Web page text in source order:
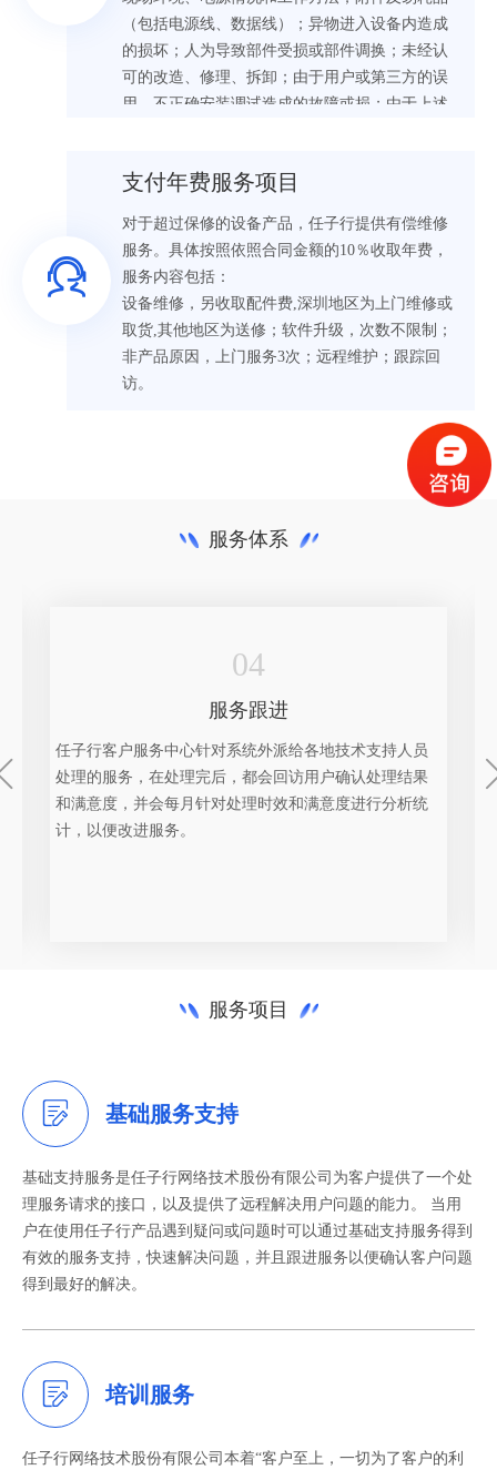
（包括电源线、数据线）；异物进入设备内造成
的损坏；人为导致部件受损或部件调换；未经认
可的改造、修理、拆卸；由于用户或第三方的误
用、不正确安装调试造成的故障或损；由于上述
支付年费服务项目
对于超过保修的设备产品，任子行提供有偿维修
服务。具体按照依照合同金额的10％收取年费，
服务内容包括：
设备维修，另收取配件费,深圳地区为上门维修或
取货,其他地区为送修；软件升级，次数不限制；
非产品原因，上门服务3次；远程维护；跟踪回
访。
服务体系
04
服务跟进
任子行客户服务中心针对系统外派给各地技术支持人员
处理的服务，在处理完后，都会回访用户确认处理结果
和满意度，并会每月针对处理时效和满意度进行分析统
计，以便改进服务。
服务项目
基础服务支持
基础支持服务是任子行网络技术股份有限公司为客户提供了一个处
理服务请求的接口，以及提供了远程解决用户问题的能力。 当用
户在使用任子行产品遇到疑问或问题时可以通过基础支持服务得到
有效的服务支持，快速解决问题，并且跟进服务以便确认客户问题
得到最好的解决。
培训服务
任子行网络技术股份有限公司本着“客户至上，一切为了客户的利